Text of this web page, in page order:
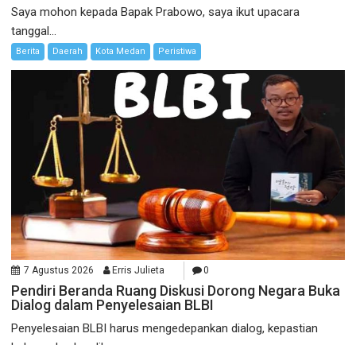
Saya mohon kepada Bapak Prabowo, saya ikut upacara
tanggal...
Berita Daerah Kota Medan Peristiwa
7 Agustus 2026 Erris Julieta 0
Pendiri Beranda Ruang Diskusi Dorong Negara Buka
Dialog dalam Penyelesaian BLBI
Penyelesaian BLBI harus mengedepankan dialog, kepastian